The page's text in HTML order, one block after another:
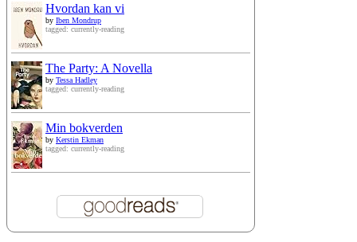
Hvordan kan vi
by Iben Mondrup
tagged: currently-reading
The Party: A Novella
by Tessa Hadley
tagged: currently-reading
Min bokverden
by Kerstin Ekman
tagged: currently-reading